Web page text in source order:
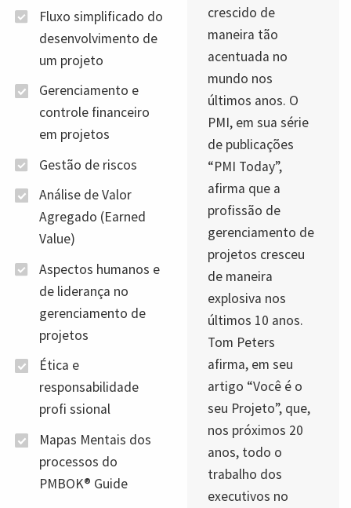
Fluxo simplificado do
desenvolvimento de
um projeto
Gerenciamento e
controle financeiro
em projetos
Gestão de riscos
Análise de Valor
Agregado (Earned
Value)
Aspectos humanos e
de liderança no
gerenciamento de
projetos
Ética e
responsabilidade
profi ssional
Mapas Mentais dos
processos do
PMBOK® Guide
crescido de
maneira tão
acentuada no
mundo nos
últimos anos. O
PMI, em sua série
de publicações
“PMI Today”,
afirma que a
profissão de
gerenciamento de
projetos cresceu
de maneira
explosiva nos
últimos 10 anos.
Tom Peters
afirma, em seu
artigo “Você é o
seu Projeto”, que,
nos próximos 20
anos, todo o
trabalho dos
executivos no